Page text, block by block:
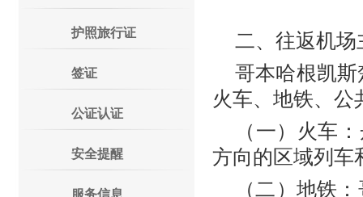
护照旅行证
签证
公证认证
安全提醒
服务信息
二、往返机
哥本哈根凯斯
火车、地铁、公
（一）火车
方向的区域列车
（二）地铁